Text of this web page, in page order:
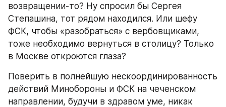
возвращении-то? Ну спросил бы Сергея
Степашина, тот рядом находился. Или шефу
ФСК, чтобы «разобраться» с вербовщиками,
тоже необходимо вернуться в столицу? Только
в Москве откроются глаза?
Поверить в полнейшую нескоординированность
действий Минобороны и ФСК на чеченском
направлении, будучи в здравом уме, никак